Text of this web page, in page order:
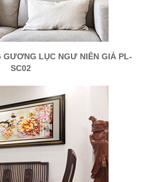
GƯƠNG LỤC NGƯ NIÊN GIẢ PL-
SC02